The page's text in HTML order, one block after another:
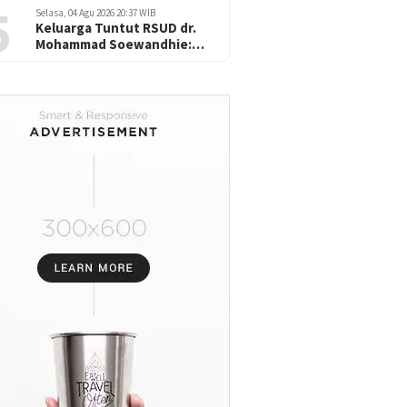
Selasa, 04 Agu 2026 20:37 WIB
Keluarga Tuntut RSUD dr.
Mohammad Soewandhie:
Meninggal di Ruang ICU